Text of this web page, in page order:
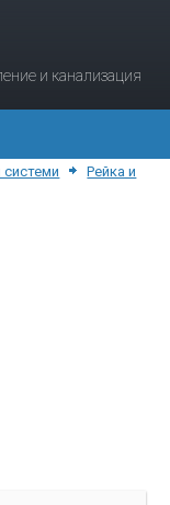
и канализация
системи
Рейка и